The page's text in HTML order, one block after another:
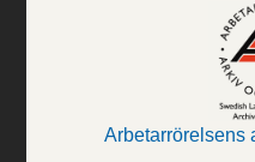
Arbetarrörelsens